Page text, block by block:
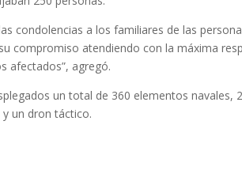
condolencias a los familiares de las
compromiso atendiendo con la máxima
afectados”, agregó.
un total de 360 elementos navales,
un dron táctico.